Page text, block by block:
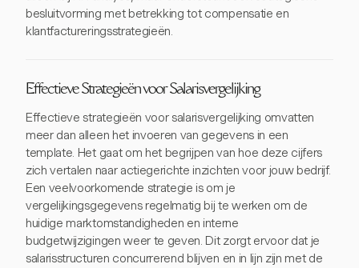
besluitvorming met betrekking tot compensatie en
klantfactureringsstrategieën.
Effectieve Strategieën voor Salarisvergelijking
Effectieve strategieën voor salarisvergelijking omvatten
meer dan alleen het invoeren van gegevens in een
template. Het gaat om het begrijpen van hoe deze cijfers
zich vertalen naar actiegerichte inzichten voor jouw bedrijf.
Een veelvoorkomende strategie is om je
vergelijkingsgegevens regelmatig bij te werken om de
huidige marktomstandigheden en interne
budgetwijzigingen weer te geven. Dit zorgt ervoor dat je
salarisstructuren concurrerend blijven en in lijn zijn met de